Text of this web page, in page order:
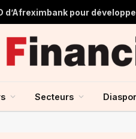
Secteurs